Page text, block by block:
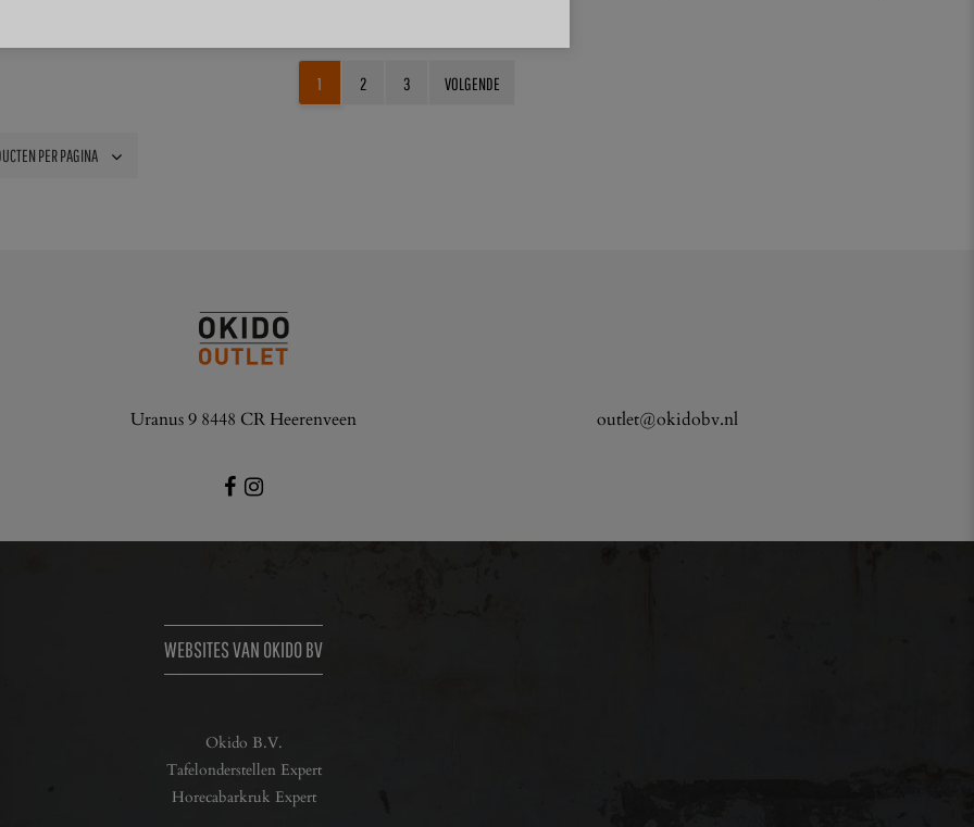
1 2 3 VOLGENDE
Uranus 9 8448 CR Heerenveen outlet@okidobv.nl
WEBSITES VAN OKIDO BV
Okido B.V.
Tafelonderstellen Expert
Horecabarkruk Expert